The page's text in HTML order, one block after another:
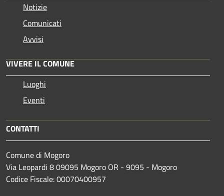
Notizie
Comunicati
Avvisi
VIVERE IL COMUNE
Luoghi
Eventi
CONTATTI
Comune di Mogoro
Via Leopardi 8 09095 Mogoro OR - 9095 - Mogoro
Codice Fiscale: 00070400957